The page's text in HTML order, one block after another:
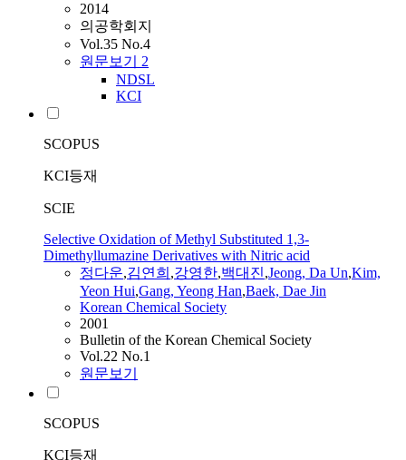
2014
의공학회지
Vol.35 No.4
원문보기 2
NDSL
KCI
SCOPUS
KCI등재
SCIE
Selective Oxidation of Methyl Substituted 1,3-
Dimethyllumazine Derivatives with Nitric acid
정다운,김연희 ,강영한,백대진,Jeong, Da Un,Kim,
Yeon Hui,Gang, Yeong Han,Baek, Dae Jin
Korean Chemical Society
2001
Bulletin of the Korean Chemical Society
Vol.22 No.1
원문보기
SCOPUS
KCI등재